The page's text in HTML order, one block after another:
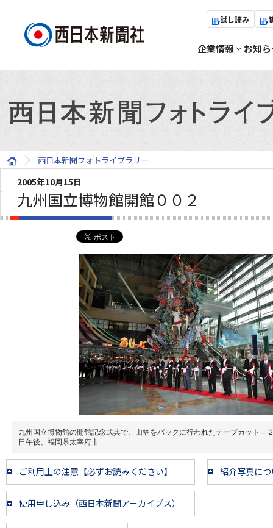
試し読み
企業情報 お知
西日本新聞フォトライブラリー
2005年10月15日
九州国立博物館開館００２
九州国立博物館の開館記念式典で、山笠をバックに行われたテープカット＝
日午後、福岡県太宰府市
ご利用上の注意【必ずお読みください】 紹介写真に
使用申し込み（西日本新聞アーカイブス）